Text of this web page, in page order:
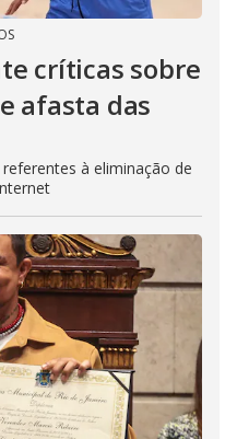
críticas sobre
afasta das
à eliminação de